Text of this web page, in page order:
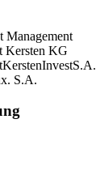
Management
Kersten KG
S.A.